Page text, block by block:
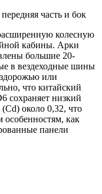
часть и бок
колесную
кабины. Арки
большие 20-
в вездеходные шины
или
что китайский
сохраняет низкий
около 0,32, что
особенностям, как
панели